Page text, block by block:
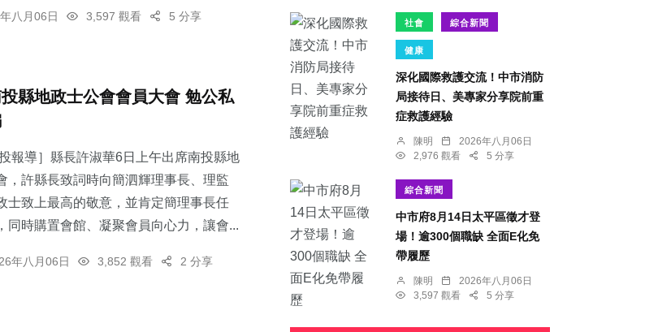
八月06日 3,597 觀看 5 分享
縣地政士公會會員大會 勉公私
報導］縣長許淑華6日上午出席南投縣地
，許縣長致詞時向簡泗輝理事長、理監
士致上最高的敬意，並肯定簡理事長任
同時購置會館、凝聚會員向心力，讓會...
年八月06日 3,852 觀看 2 分享
社會 綜合新聞
健康
深化國際救護交流！中市消防
局接待日、美專家分享院前重
症救護經驗
陳明
2026年八月06日
2,976 觀看
5 分享
綜合新聞
中市府8月14日太平區徵才登
場！逾300個職缺 全面E化免
帶履歷
陳明
2026年八月06日
3,597 觀看
5 分享